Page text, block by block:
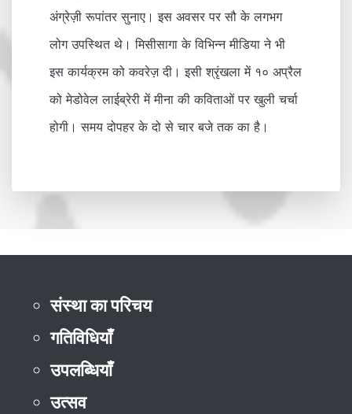
अंग्रेज़ी रूपांतर सुनाए। इस अवसर पर सौ के लगभग
लोग उपस्थित थे। मिसीसागा के विभिन्‍न मीडिया ने भी
इस कार्यक्रम को कवरेज़ दी। इसी श्रृंखला में १० अप्रैल
को मेडोवेल लाईब्रेरी में मीना की कविताओं पर खुली चर्चा
होगी। समय दोपहर के दो से चार बजे तक का है।
संस्था का परिचय
गतिविधियाँ
उपलब्धियाँ
उत्सव